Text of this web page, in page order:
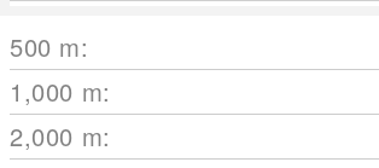
500 m:
1,000 m:
2,000 m: